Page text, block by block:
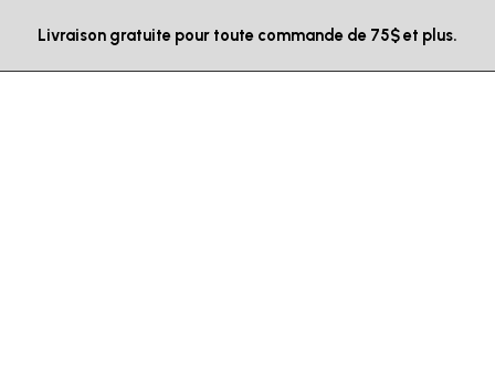
Livraison gratuite pour toute commande de 75$ et plus.